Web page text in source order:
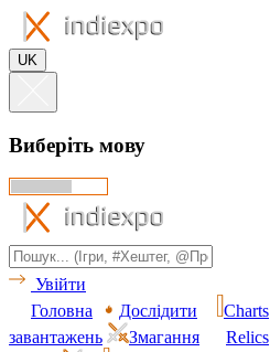
UK
Виберіть мову
Увійти
Головна
Дослідити Charts
завантажень
Змагання Relics